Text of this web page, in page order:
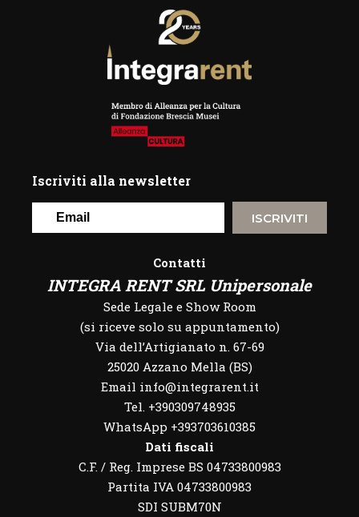
Iscriviti alla newsletter
ISCRIVITI
Contatti
INTEGRA RENT SRL Unipersonale
Sede Legale e Show Room
(si riceve solo su appuntamento)
Via dell’Artigianato n. 67-69
25020 Azzano Mella (BS)
Email info@integrarent.it
Tel. +390309748935
WhatsApp +393703610385
Dati fiscali
C.F. / Reg. Imprese BS 04733800983
Partita IVA 04733800983
SDI SUBM70N